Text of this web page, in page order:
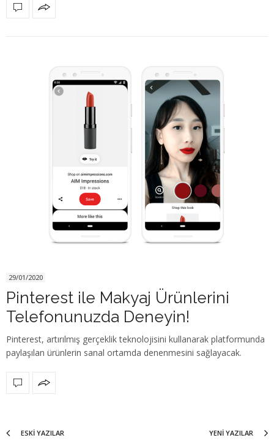
29/01/2020
Pinterest ile Makyaj Ürünlerini
Telefonunuzda Deneyin!
Pinterest, artırılmış gerçeklik teknolojisini kullanarak platformunda
paylaşılan ürünlerin sanal ortamda denenmesini sağlayacak.
ESKI YAZILAR YENI YAZILAR